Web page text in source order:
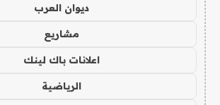
ديوان العرب
مشاريع
اعلانات باك لينك
الرياضية